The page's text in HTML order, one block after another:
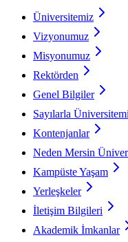
Üniversitemiz
Vizyonumuz
Misyonumuz
Rektörden
Genel Bilgiler
Sayılarla
Kontenjanlar
Neden Mersin
Kampüste Yaşam
Yerleşkeler
İletişim Bilgileri
Akademik İmkanlar